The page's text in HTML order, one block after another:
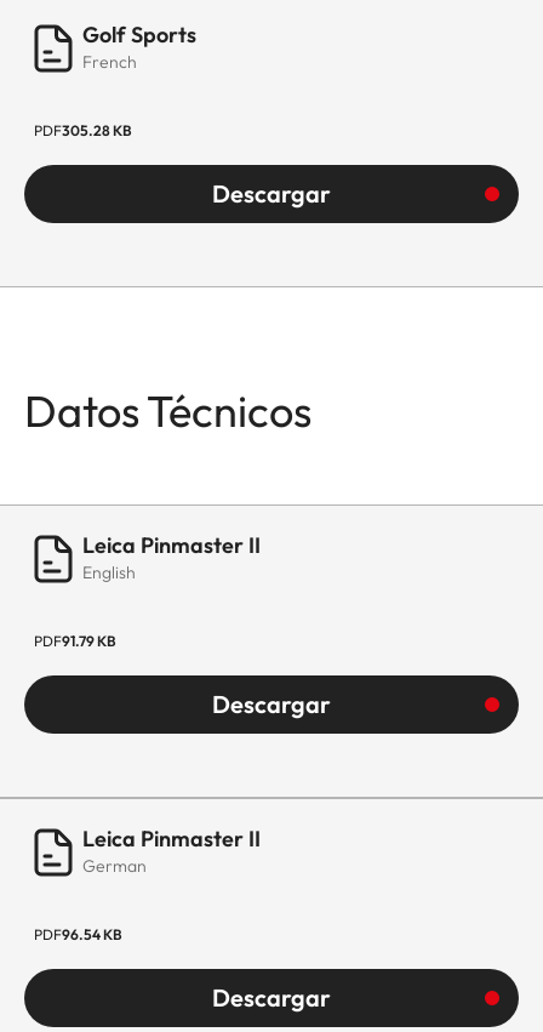
Golf Sports
French
PDF305.28 KB
Descargar
Datos Técnicos
Leica Pinmaster II
English
PDF91.79 KB
Descargar
Leica Pinmaster II
German
PDF96.54 KB
Descargar